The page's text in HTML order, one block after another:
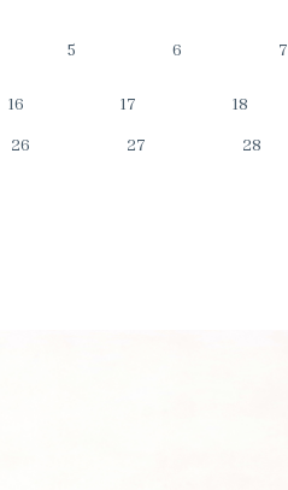
5 6 7
16 17 18
26 27 28